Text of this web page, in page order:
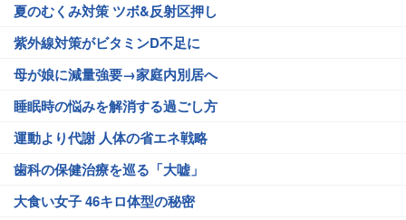
夏のむくみ対策 ツボ&反射区押し
紫外線対策がビタミンD不足に
母が娘に減量強要→家庭内別居へ
睡眠時の悩みを解消する過ごし方
運動より代謝 人体の省エネ戦略
歯科の保健治療を巡る「大嘘」
大食い女子 46キロ体型の秘密